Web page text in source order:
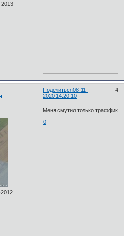
2013
Поделиться 4
08-11-
2020 14:20:10
2012
Меня смутил только траффик
0